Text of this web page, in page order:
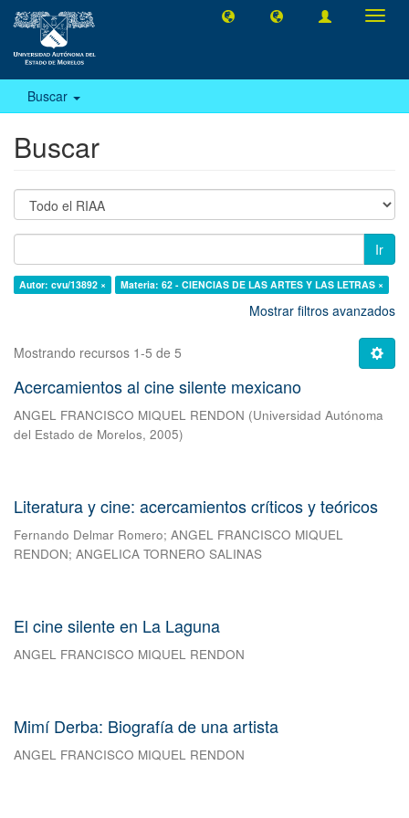
Buscar
Buscar
Ir
Autor: cvu/13892 × Materia: 62 - CIENCIAS DE LAS ARTES Y LAS LETRAS ×
Mostrar filtros avanzados
Mostrando recursos 1-5 de 5
Acercamientos al cine silente mexicano
ANGEL FRANCISCO MIQUEL RENDON (Universidad Autónoma
del Estado de Morelos, 2005)
Literatura y cine: acercamientos críticos y teóricos
Fernando Delmar Romero; ANGEL FRANCISCO MIQUEL
RENDON; ANGELICA TORNERO SALINAS
El cine silente en La Laguna
ANGEL FRANCISCO MIQUEL RENDON
Mimí Derba: Biografía de una artista
ANGEL FRANCISCO MIQUEL RENDON